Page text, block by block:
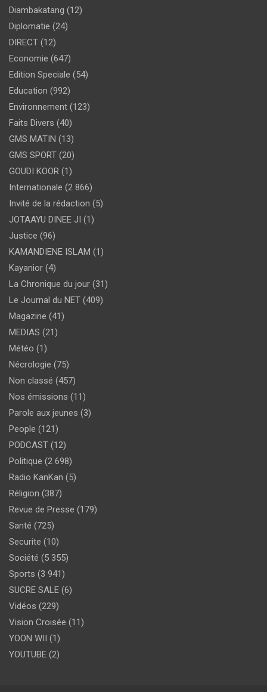
Diambakatang (12)
Diplomatie (24)
DIRECT (12)
Economie (647)
Edition Speciale (54)
Education (992)
Environnement (123)
Faits Divers (40)
GMS MATIN (13)
GMS SPORT (20)
GOUDI KOOR (1)
Internationale (2 866)
Invité de la rédaction (5)
JOTAAYU DINEE JI (1)
Justice (96)
KAMANDIENE ISLAM (1)
Kayanior (4)
La Chronique du jour (31)
Le Journal du NET (409)
Magazine (41)
MEDIAS (21)
Météo (1)
Nécrologie (75)
Non classé (457)
Nos émissions (11)
Parole aux jeunes (3)
People (121)
PODCAST (12)
Politique (2 698)
Radio KanKan (5)
Réligion (387)
Revue de Presse (179)
Santé (725)
Securite (10)
Société (5 355)
Sports (3 941)
SUCRE SALE (6)
Vidéos (229)
Vision Croisée (11)
YOON WII (1)
YOUTUBE (2)